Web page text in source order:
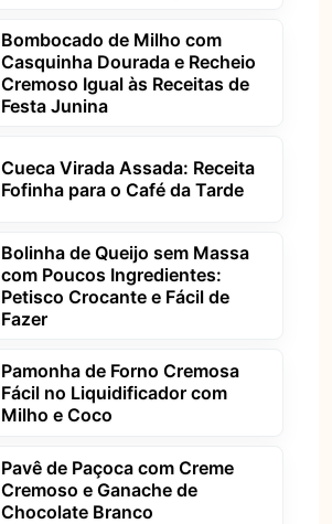
Bombocado de Milho com
Casquinha Dourada e Recheio
Cremoso Igual às Receitas de
Festa Junina
Cueca Virada Assada: Receita
Fofinha para o Café da Tarde
Bolinha de Queijo sem Massa
com Poucos Ingredientes:
Petisco Crocante e Fácil de
Fazer
Pamonha de Forno Cremosa
Fácil no Liquidificador com
Milho e Coco
Pavê de Paçoca com Creme
Cremoso e Ganache de
Chocolate Branco